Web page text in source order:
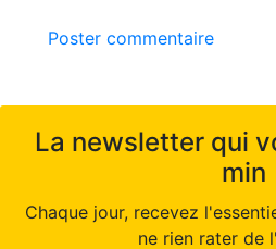
Poster commentaire
La newsletter qui
min
Chaque jour, recevez
ne rien rater de